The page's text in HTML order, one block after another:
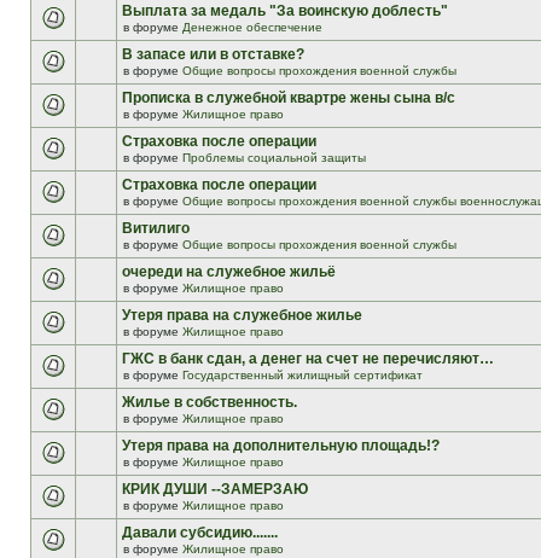
Выплата за медаль "За воинскую доблесть"
в форуме Денежное обеспечение
В запасе или в отставке?
в форуме Общие вопросы прохождения военной службы
Прописка в служебной квартре жены сына в/с
в форуме Жилищное право
Страховка после операции
в форуме Проблемы социальной защиты
Страховка после операции
в форуме Общие вопросы прохождения военной службы
Витилиго
в форуме Общие вопросы прохождения военной службы
очереди на служебное жильё
в форуме Жилищное право
Утеря права на служебное жилье
в форуме Жилищное право
ГЖС в банк сдан, а денег на счет не перечисляют…
в форуме Государственный жилищный сертификат
Жилье в собственность.
в форуме Жилищное право
Утеря права на дополнительную площадь!?
в форуме Жилищное право
КРИК ДУШИ --ЗАМЕРЗАЮ
в форуме Жилищное право
Давали субсидию.......
в форуме Жилищное право